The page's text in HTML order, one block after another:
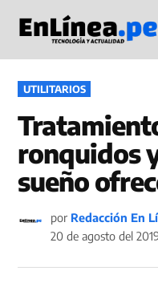
contenido
PUBLICADO
EN
UTILITARIOS
ronquidos
sueño
por Redacción En
20 de agosto del